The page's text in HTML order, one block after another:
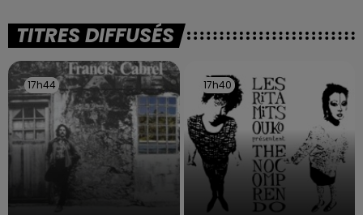
TITRES DIFFUSÉS
17h44
17h44 17h40
17h40